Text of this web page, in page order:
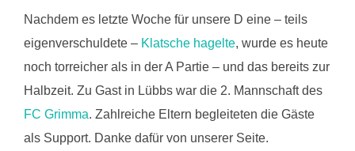
Nachdem es letzte Woche für unsere D eine – teils
eigenverschuldete – Klatsche hagelte, wurde es heute
noch torreicher als in der A Partie – und das bereits zur
Halbzeit. Zu Gast in Lübbs war die 2. Mannschaft des
FC Grimma. Zahlreiche Eltern begleiteten die Gäste
als Support. Danke dafür von unserer Seite.